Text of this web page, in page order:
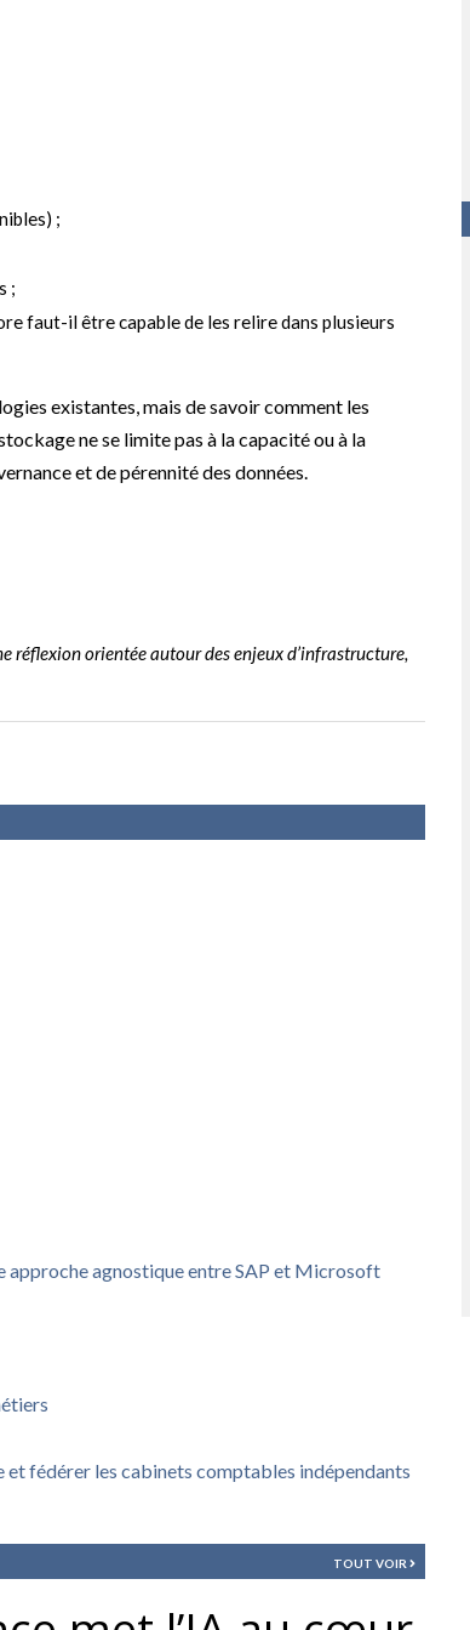
;
;
faut-il être capable de les relire dans plusieurs
existantes, mais de savoir comment les
ne se limite pas à la capacité ou à la
et de pérennité des données.
réflexion orientée autour des enjeux d’infrastructure,
approche agnostique entre SAP et Microsoft
et fédérer les cabinets comptables indépendants
TOUT VOIR